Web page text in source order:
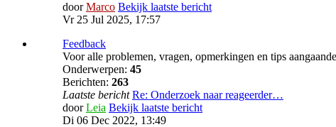
doorMarco Bekijk laatste bericht
Vr 25 Jul 2025, 17:57
Feedback
Voor alle problemen, vragen, opmerkingen en tips
Onderwerpen: 45
Berichten: 263
Laatste bericht Re: Onderzoek naar reageerder…
doorLeia Bekijk laatste bericht
Di 06 Dec 2022, 13:49